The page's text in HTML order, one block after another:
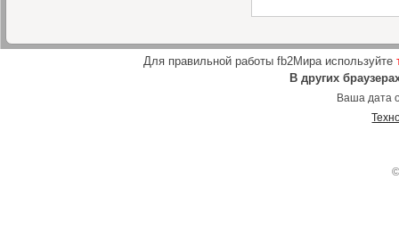
Для правильной работы fb2Мира используйте
В других
Ваша дата